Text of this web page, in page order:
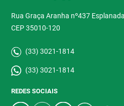
Rua Graça Aranha nº437
CEP 35010-120
(33) 3021-1814
(33) 3021-1814
REDES SOCIAIS